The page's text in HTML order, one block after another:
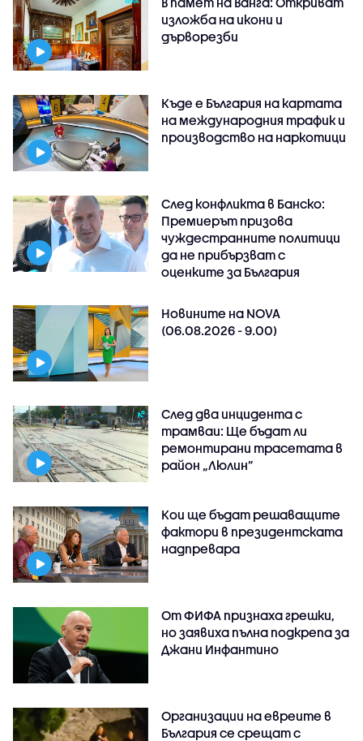
изложба на икони и
дърворезби
Къде е България на картата
на международния трафик и
производство на наркотици
След конфликта в Банско:
Премиерът призова
чуждестранните политици
да не прибързват с
оценките за България
Новините на NOVA
(06.08.2026 - 9.00)
След два инцидента с
трамваи: Ще бъдат ли
ремонтирани трасетата в
район „Люлин”
Кои ще бъдат решаващите
фактори в президентската
надпревара
От ФИФА признаха грешки,
но заявиха пълна подкрепа за
Джани Инфантино
Организации на евреите в
България се срещат с